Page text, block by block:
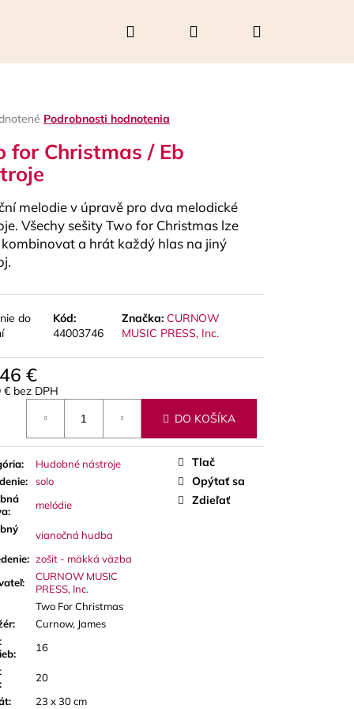
Hľadať PrihlásenieNákupný
Podrobnosti hodnotenia
for Christmas / Eb
melodie v úpravě pro dva melodické
Všechy sešity Two for Christmas lze
a hrát každý hlas na jiný
do
Kód:
44003746
Značka: CURNOW
MUSIC PRESS, Inc.
€
€ bez DPH
DO KOŠÍKA
:
Hudobné nástroje
:
solo
:
melódie
vianočná hudba
: zošit - mäkká väzba
:
CURNOW MUSIC
PRESS, Inc.
Two For Christmas
:
Curnow, James
:
16
:
20
:
23 x 30 cm
Tlač
Opýtať sa
Zdieľať
RED CUT PLÁTKY